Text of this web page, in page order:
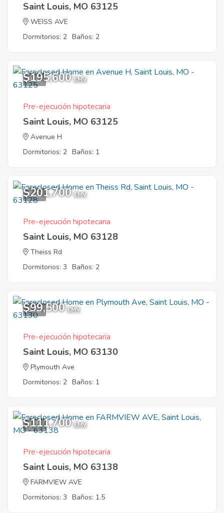
Saint Louis, MO 63125
WEISS AVE
Dormitorios: 2 Baños: 2
9
$195,600 EMV
Pre-ejecución hipotecaria
Saint Louis, MO 63125
Avenue H
Dormitorios: 2 Baños: 1
5
$201,700 EMV
Pre-ejecución hipotecaria
Saint Louis, MO 63128
Theiss Rd
Dormitorios: 3 Baños: 2
1
$99,500 EMV
Pre-ejecución hipotecaria
Saint Louis, MO 63130
Plymouth Ave
Dormitorios: 2 Baños: 1
1
$111,700 EMV
Pre-ejecución hipotecaria
Saint Louis, MO 63138
FARMVIEW AVE
Dormitorios: 3 Baños: 1.5